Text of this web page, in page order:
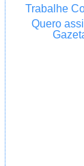
Trabalhe
Quero